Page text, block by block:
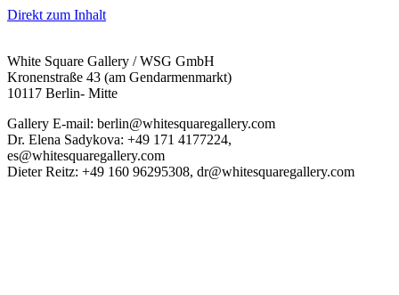
Direkt zum Inhalt
White Square Gallery / WSG GmbH
Kronenstraße 43 (am Gendarmenmarkt)
10117 Berlin- Mitte
Gallery E-mail: berlin@whitesquaregallery.com
Dr. Elena Sadykova: +49 171 4177224,
es@whitesquaregallery.com
Dieter Reitz: +49 160 96295308, dr@whitesquaregallery.com